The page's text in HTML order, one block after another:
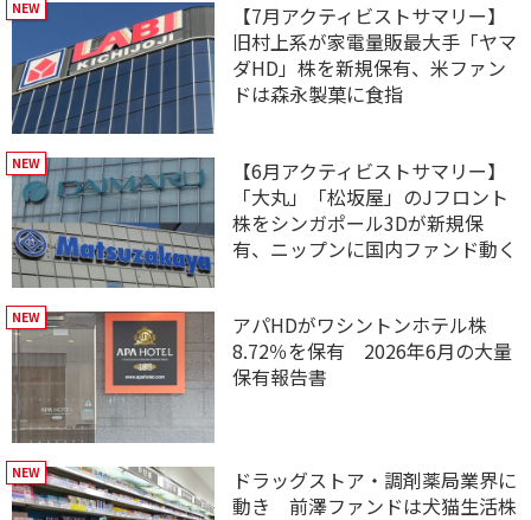
【7月アクティビストサマリー】
旧村上系が家電量販最大手「ヤマ
ダHD」株を新規保有、米ファン
ドは森永製菓に食指
【6月アクティビストサマリー】
「大丸」「松坂屋」のJフロント
株をシンガポール3Dが新規保
有、ニップンに国内ファンド動く
アパHDがワシントンホテル株
8.72％を保有 2026年6月の大量
保有報告書
ドラッグストア・調剤薬局業界に
動き 前澤ファンドは犬猫生活株